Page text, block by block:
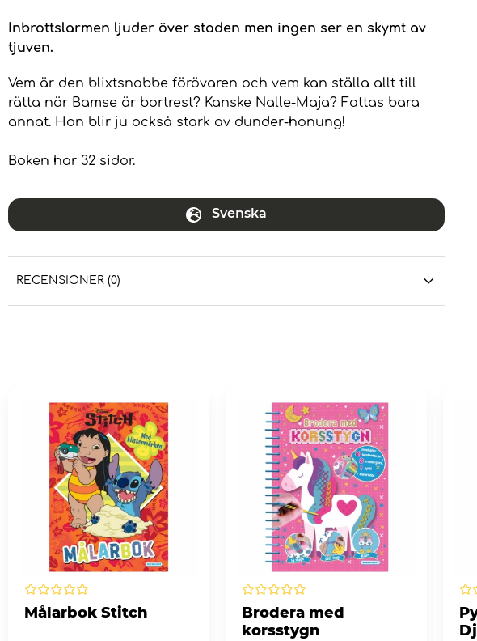
Inbrottslarmen ljuder över staden men ingen ser en skymt av
tjuven.
Vem är den blixtsnabbe förövaren och vem kan ställa allt till
rätta när Bamse är bortrest? Kanske Nalle-Maja? Fattas bara
annat. Hon blir ju också stark av dunder-honung!
Boken har 32 sidor.
Svenska
RECENSIONER (0)
Målarbok Stitch
Brodera med
korsstygn